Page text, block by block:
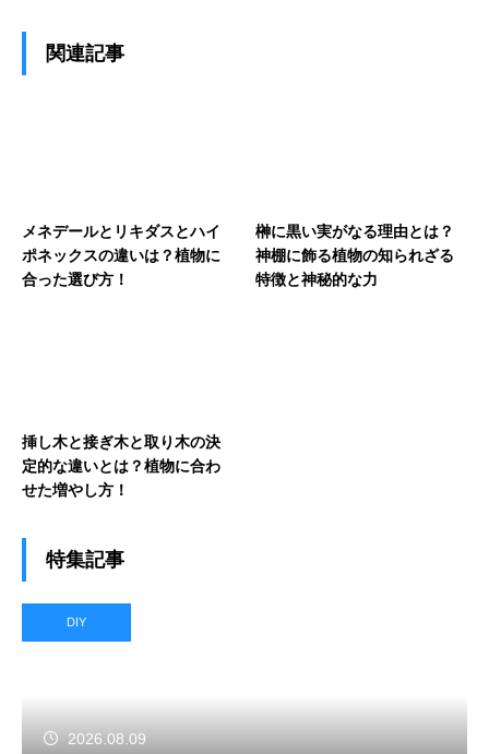
関連記事
メネデールとリキダスとハイ
ポネックスの違いは？植物に
合った選び方！
榊に黒い実がなる理由とは？
神棚に飾る植物の知られざる
特徴と神秘的な力
挿し木と接ぎ木と取り木の決
定的な違いとは？植物に合わ
せた増やし方！
特集記事
DIY
2026.08.09